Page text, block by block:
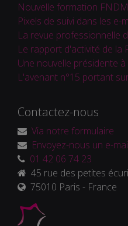
Nouvelle formation
Pixels de suivi dans les e-
La revue professionnelle
Le rapport d'activité de la
Une nouvelle présidente à
L'avenant n°15 portant
Contactez-nous
Via notre formulaire
Envoyez-nous un e-
01 42 06 74 23
45 rue des petites
75010 Paris - France